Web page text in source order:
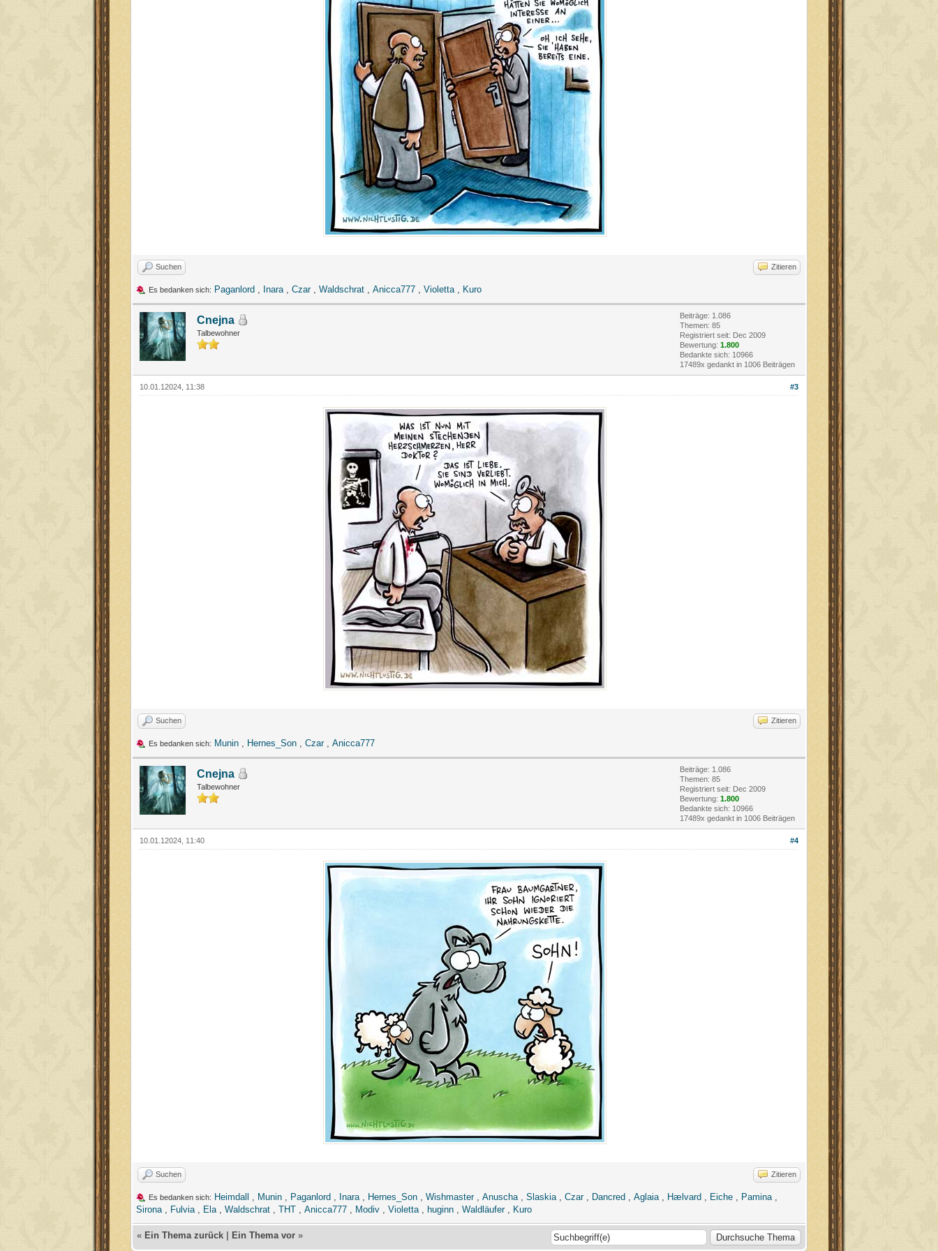
Suchen Zitieren
Es bedanken sich: Paganlord Inara Czar, Waldschrat Anicca777 Violetta Kuro
Cnejna
Talbewohner
Beiträge: 1.086
Themen: 85
Registriert seit: Dec 2009
Bewertung: 1.800
Bedankte sich: 10966
17489x gedankt in 1006 Beiträgen
#3
10.01.12024, 11:38
Suchen Zitieren
Es bedanken sich: Munin Hernes_Son Czar, Anicca777
Cnejna
Talbewohner
Beiträge: 1.086
Themen: 85
Registriert seit: Dec 2009
Bewertung: 1.800
Bedankte sich: 10966
17489x gedankt in 1006 Beiträgen
#4
10.01.12024, 11:40
Suchen Zitieren
Es bedanken sich: Heimdall Munin Paganlord Inara Hernes_Son Wishmaster, Anuscha Slaskia Czar, Dancred Aglaia Hælvard Eiche Pamina
Sirona
Fulvia Ela Waldschrat THT Anicca777 Modiv Violetta huginn Waldläufer, Kuro
« Ein Thema zurück Ein Thema vor »